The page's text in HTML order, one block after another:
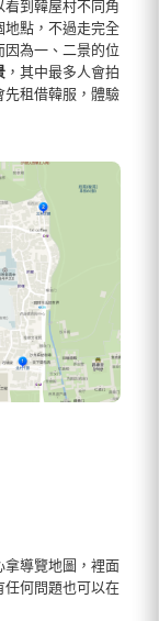
看到韓屋村不同角
地點，不過走完全
因為一、二景的位
，其中最多人會拍
先租借韓服，體驗
拿導覽地圖，裡面
任何問題也可以在